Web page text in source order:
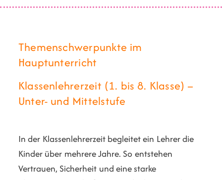
Themenschwerpunkte im
Hauptunterricht
Klassenlehrerzeit (1. bis 8. Klasse) –
Unter- und Mittelstufe
In der Klassenlehrerzeit begleitet ein Lehrer die
Kinder über mehrere Jahre. So entstehen
Vertrauen, Sicherheit und eine starke